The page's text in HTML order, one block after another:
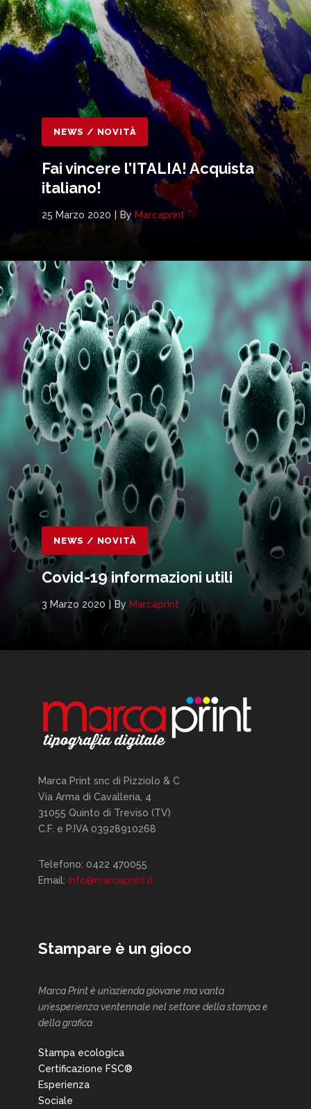
NEWS / NOVITÀ
Fai vincere l’ITALIA! Acquista
italiano!
25 Marzo 2020 By Marcaprint
NEWS / NOVITÀ
Covid-19 informazioni utili
3 Marzo 2020 By Marcaprint
Marca Print snc di Pizziolo & C
Via Arma di Cavalleria, 4
31055 Quinto di Treviso (TV)
C.F. e P.IVA 03928910268
Telefono: 0422 470055
Email: info@marcaprint.it
Stampare è un gioco
Marca Print è un’azienda giovane ma vanta
un’esperienza ventennale nel settore della stampa e
della grafica
Stampa ecologica
Certificazione FSC®
Esperienza
Sociale